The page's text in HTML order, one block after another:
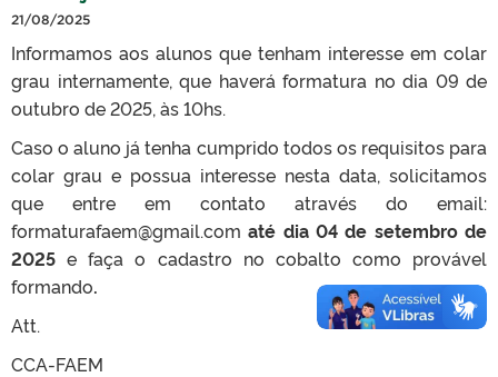
21/08/2025
Informamos aos alunos que tenham interesse em colar
grau internamente, que haverá formatura no dia 09 de
outubro de 2025, às 10hs.
Caso o aluno já tenha cumprido todos os requisitos para
colar grau e possua interesse nesta data, solicitamos
que entre em contato através do email:
formaturafaem@gmail.comaté dia 04 de setembro de
2025e faça o cadastro no cobalto como provável
formando.
Att.
CCA-FAEM